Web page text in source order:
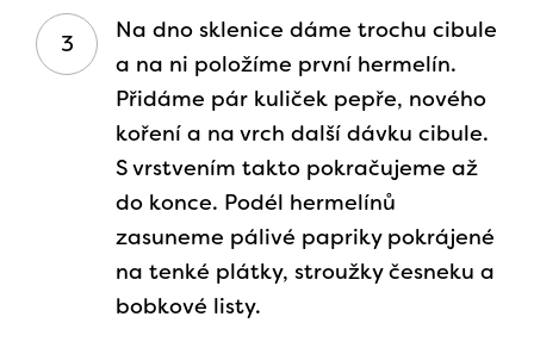
Na dno sklenice dáme trochu cibule
a na ni položíme první hermelín.
Přidáme pár kuliček pepře, nového
koření a na vrch další dávku cibule.
S vrstvením takto pokračujeme až
do konce. Podél hermelínů
zasuneme pálivé papriky pokrájené
na tenké plátky, stroužky česneku a
bobkové listy.